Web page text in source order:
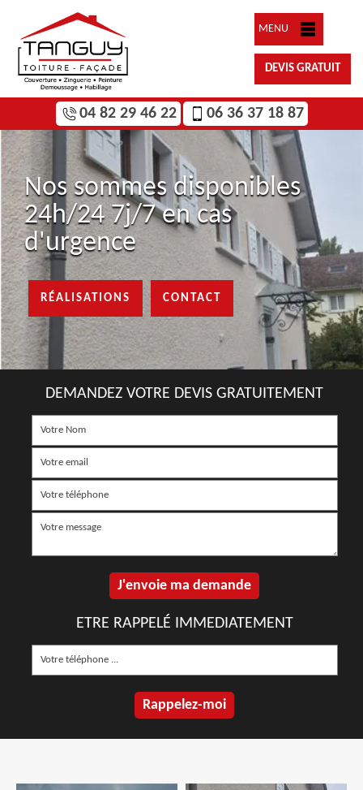
MENU
DEVIS GRATUIT
04 82 29 46 22 06 36 37 18 87
Nos sommes disponibles
24h/24 7j/7 en cas
d'urgence
RÉALISATIONS CONTACT
DEMANDEZ VOTRE DEVIS GRATUITEMENT
ETRE RAPPELÉ IMMEDIATEMENT